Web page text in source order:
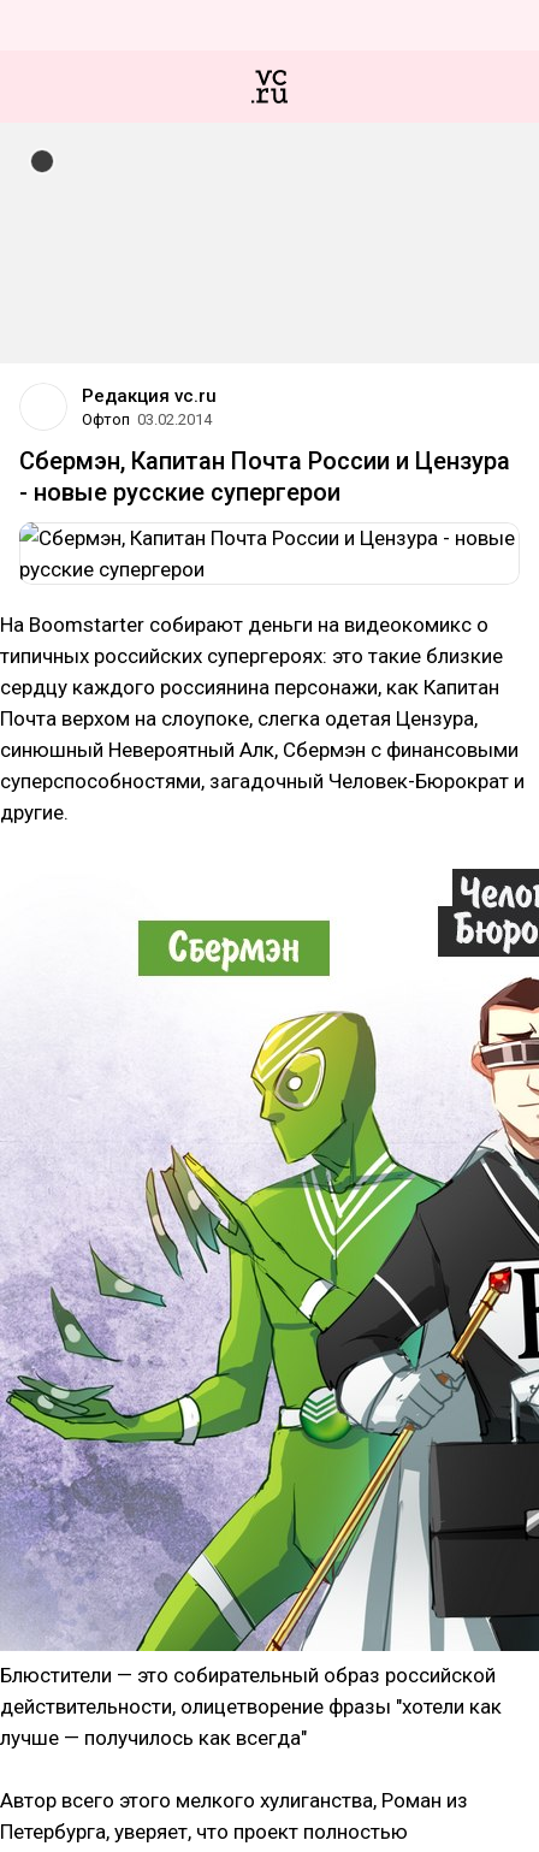
Редакция vc.ru
Офтоп 03.02.2014
Сбермэн, Капитан Почта России и Цензура
- новые русские супергерои
На Boomstarter собирают деньги на видеокомикс о
типичных российских супергероях: это такие близкие
сердцу каждого россиянина персонажи, как Капитан
Почта верхом на слоупоке, слегка одетая Цензура,
синюшный Невероятный Алк, Сбермэн с финансовыми
суперспособностями, загадочный Человек-Бюрократ и
другие.
Блюстители — это собирательный образ российской
действительности, олицетворение фразы "хотели как
лучше — получилось как всегда"
Автор всего этого мелкого хулиганства, Роман из
Петербурга, уверяет, что проект полностью